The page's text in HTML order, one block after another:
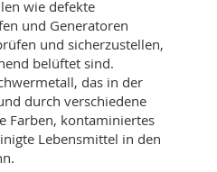
wie defekte
und Generatoren
und sicherzustellen,
belüftet sind.
das in der
durch verschiedene
Farben, kontaminiertes
Lebensmittel in den